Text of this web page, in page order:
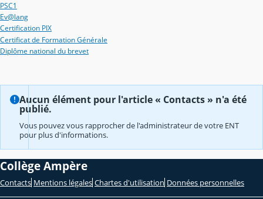
PSC1
Ev@lang
Certification PIX
Certificat de Formation Générale
Diplôme national du brevet
Aucun élément pour l'article « Contacts » n'a été
publié.
Vous pouvez vous rapprocher de l'administrateur de votre ENT
pour plus d'informations.
Collège Ampère
Contacts Mentions légales Chartes d'utilisation Données personnelles